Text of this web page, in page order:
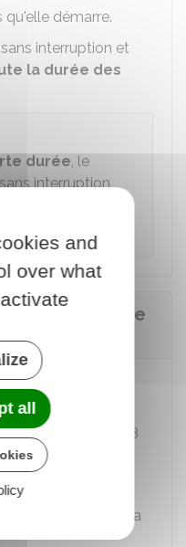
qu'elle démarre.
interruption et
la durée des
durée, le
interruption
durent moins
l'affichage
?
vous de prouver
formalités
devez établir les 3
pendant toute la
and
over what
all